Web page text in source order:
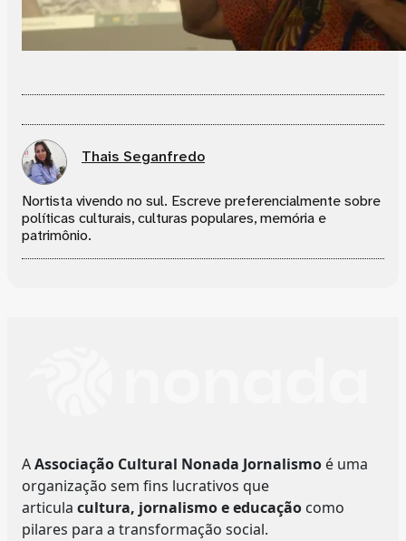
Thais Seganfredo
Nortista vivendo no sul. Escreve preferencialmente sobre
políticas culturais, culturas populares, memória e
patrimônio.
AAssociação Cultural Nonada Jornalismo é uma
organização sem fins lucrativos que
articula cultura, jornalismo e educação como
pilares para a transformação social.